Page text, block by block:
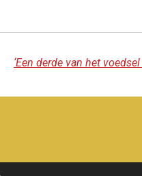
‘Een derde van het